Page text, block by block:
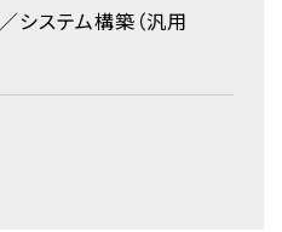
システム構築（汎用